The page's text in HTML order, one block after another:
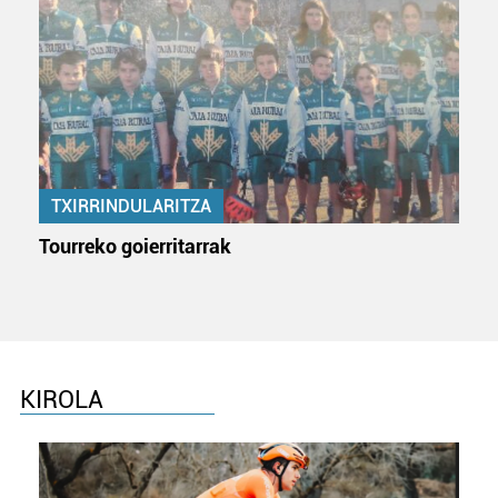
TXIRRINDULARITZA
Tourreko goierritarrak
KIROLA